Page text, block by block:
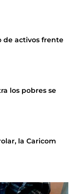
de activos frente
los pobres se
la Caricom